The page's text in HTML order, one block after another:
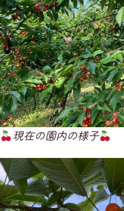
現在の園内の様子